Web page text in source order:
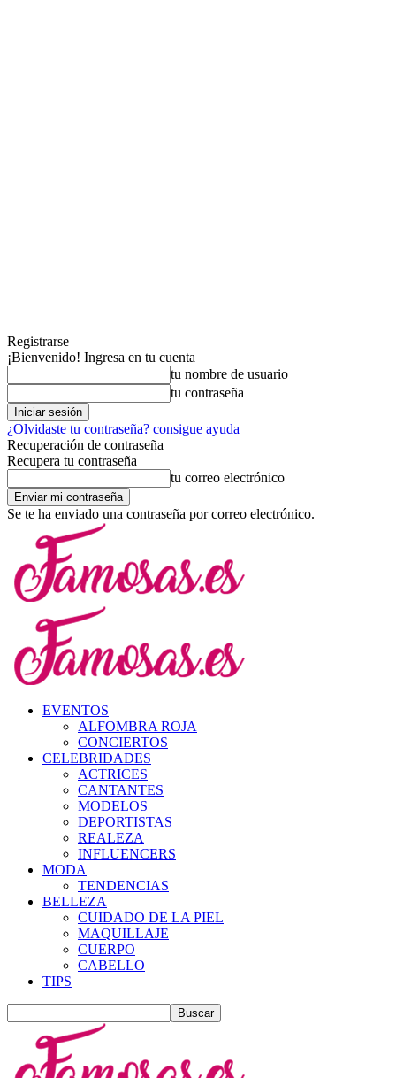
Registrarse
¡Bienvenido! Ingresa en tu cuenta
tu nombre de usuario
tu contraseña
¿Olvidaste tu contraseña? consigue ayuda
Recuperación de contraseña
Recupera tu contraseña
tu correo electrónico
Se te ha enviado una contraseña por correo electrónico.
EVENTOS
ALFOMBRA ROJA
CONCIERTOS
CELEBRIDADES
ACTRICES
CANTANTES
MODELOS
DEPORTISTAS
REALEZA
INFLUENCERS
MODA
TENDENCIAS
BELLEZA
CUIDADO DE LA PIEL
MAQUILLAJE
CUERPO
CABELLO
TIPS